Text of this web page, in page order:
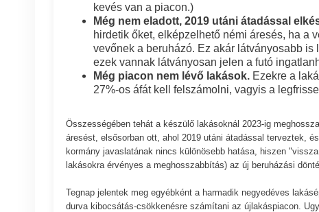
kevés van a piacon.)
Még nem eladott, 2019 utáni átadással
hirdetik őket, elképzelhető némi áresés, ha a
vevőnek a beruházó. Ez akár látványosabb
ezek vannak látványosan jelen a futó
Még piacon nem lévő lakások. Ezekre a
27%-os áfát kell felszámolni, vagyis a
Összességében tehát a készülő lakásoknál 2023-ig
áresést, elsősorban ott, ahol 2019 utáni átadással terveztek,
kormány javaslatának nincs különösebb hatása, hiszen
lakásokra érvényes a meghosszabbítás) az új beruházási
Tegnap jelentek meg egyébként a harmadik negyedéves
durva kibocsátás-csökkenésre számítani az újlakáspiacon.